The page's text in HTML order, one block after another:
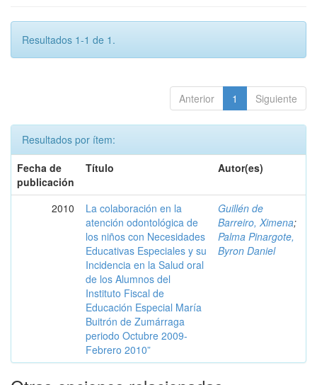
Resultados 1-1 de 1.
Anterior 1 Siguiente
Resultados por ítem:
Fecha de
publicación
Título Autor(es)
2010
La colaboración en la
atención odontológica de
los niños con Necesidades
Educativas Especiales y su
Incidencia en la Salud oral
de los Alumnos del
Instituto Fiscal de
Educación Especial María
Buitrón de Zumárraga
periodo Octubre 2009-
Febrero 2010”
Guillén de
Barreiro, Ximena;
Palma Pinargote,
Byron Daniel